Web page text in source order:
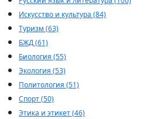
Искусство и культура (84)
Туризм (63)
БЖД (61)
Биология (55)
Экология (53)
Политология (51)
Спорт (50)
Этика и этикет (46)